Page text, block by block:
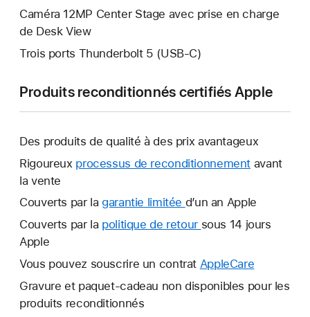
Caméra 12MP Center Stage avec prise en charge
de Desk View
Trois ports Thunderbolt 5 (USB‑C)
Produits reconditionnés certifiés Apple
Des produits de qualité à des prix avantageux
Rigoureux processus de reconditionnement avant
la vente
Couverts par la garantie limitée Une
nouvelle
d’un an Apple
Couverts par la politique de retour Une
fenêtre
sous 14 jours
Apple
Vous pouvez souscrire un contrat AppleCare
nouvelle
Gravure et paquet-cadeau non disponibles pour les
produits reconditionnés